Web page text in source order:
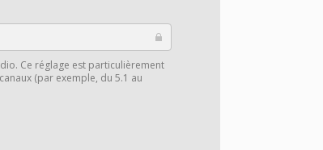
Ce réglage est particulièrement
(par exemple, du 5.1 au